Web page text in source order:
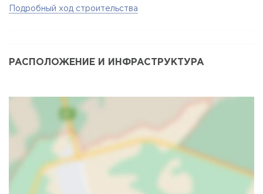
Подробный ход строительства
РАСПОЛОЖЕНИЕ И ИНФРАСТРУКТУРА